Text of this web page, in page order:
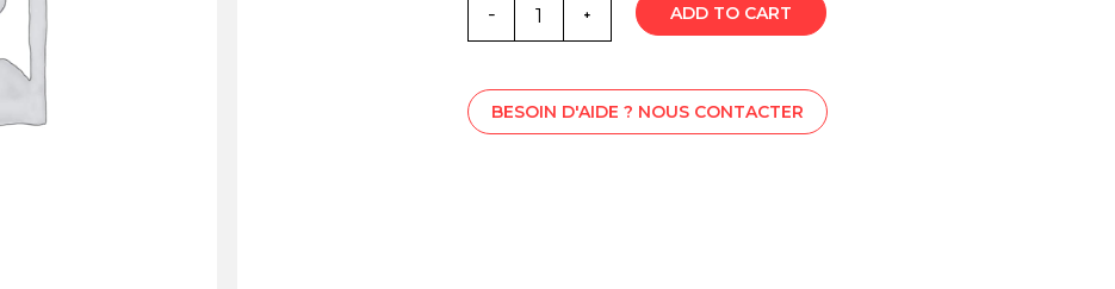
MM0-
3079
ADD TO CART
BESOIN D'AIDE ? NOUS CONTACTER